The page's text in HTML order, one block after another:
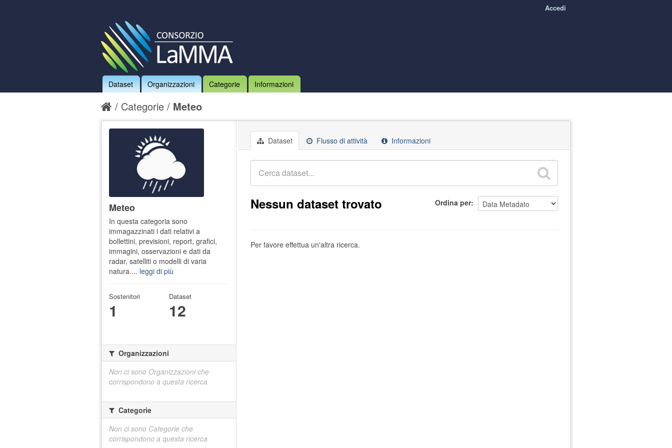
Accedi
Dataset Organizzazioni Categorie Informazioni
Categorie Meteo
Dataset Flusso di attività Informazioni
Ordina per
Nessun dataset trovato
Per favore effettua un'altra ricerca.
Meteo
In questa categoria sono
immagazzinati i dati relativi a
bollettini, previsioni, report, grafici,
immagini, osservazioni e dati da
radar, satelliti o modelli di varia
natura.... leggi di più
Sostenitori
1
Dataset
12
Organizzazioni
Non ci sono Organizzazioni che
corrispondono a questa ricerca
Categorie
Non ci sono Categorie che
corrispondono a questa ricerca